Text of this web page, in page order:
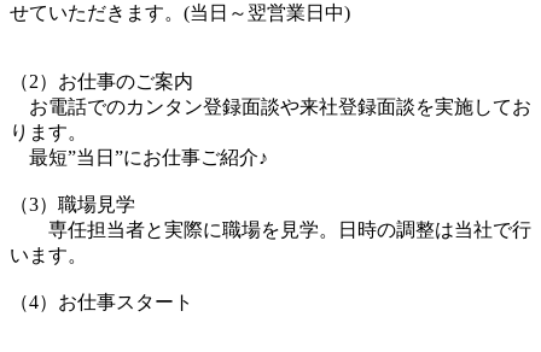
せていただきます。(当日～翌営業日中)
（2）お仕事のご案内
お電話でのカンタン登録面談や来社登録面談を実施してお
ります。
最短”当日”にお仕事ご紹介♪
（3）職場見学
専任担当者と実際に職場を見学。日時の調整は当社で行
います。
（4）お仕事スタート